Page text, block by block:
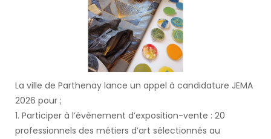
La ville de Parthenay lance un appel à candidature JEMA
2026 pour ;
1. Participer à l’évènement d’exposition-vente : 20
professionnels des métiers d’art sélectionnés au